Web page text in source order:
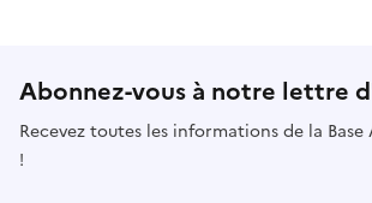
Abonnez-vous à notre lettre
Recevez toutes les informations de la
!